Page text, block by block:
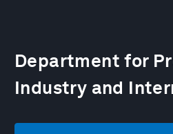
Department for
Industry and